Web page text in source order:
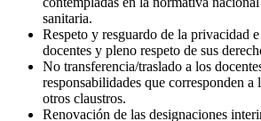
sanitaria.
Respeto y resguardo de la privacidad
docentes y pleno respeto de sus
No transferencia/traslado a los
responsabilidades que corresponden
otros claustros.
Renovación de las designaciones